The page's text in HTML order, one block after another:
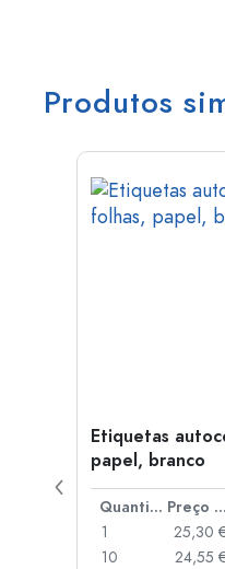
Produtos
Etiquetas
papel, branco
Quantidade Preço por peça
1
25,30 €
10
24,55 €